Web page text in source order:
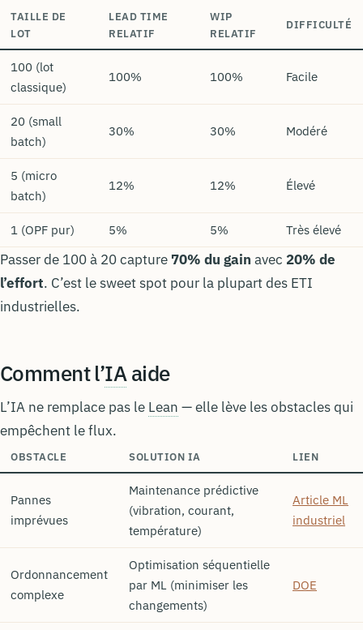
TAILLE DE
LOT
LEAD TIME
RELATIF
WIP
RELATIF
DIFFICULTÉ
100 (lot
classique)
100% 100% Facile
20 (small
batch)
30% 30% Modéré
5 (micro
batch)
12% 12% Élevé
1 (OPF pur) 5% 5% Très élevé
Passer de 100 à 20 capture 70% du gain avec 20% de
l’effort. C’est le sweet spot pour la plupart des ETI
industrielles.
Comment l’IAaide
L’IA ne remplace pas le Lean — elle lève les obstacles qui
empêchent le flux.
OBSTACLE SOLUTION IA LIEN
Pannes
imprévues
Maintenance prédictive
(vibration, courant,
température)
Article ML
industriel
Ordonnancement
complexe
Optimisation séquentielle
par ML (minimiser les
changements)
DOE